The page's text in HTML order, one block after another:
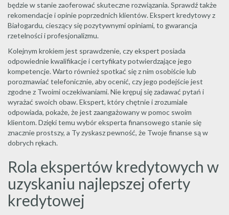
będzie w stanie zaoferować skuteczne rozwiązania. Sprawdź także
rekomendacje i opinie poprzednich klientów. Ekspert kredytowy z
Białogardu, cieszący się pozytywnymi opiniami, to gwarancja
rzetelności i profesjonalizmu.
Kolejnym krokiem jest sprawdzenie, czy ekspert posiada
odpowiednie kwalifikacje i certyfikaty potwierdzające jego
kompetencje. Warto również spotkać się z nim osobiście lub
porozmawiać telefonicznie, aby ocenić, czy jego podejście jest
zgodne z Twoimi oczekiwaniami. Nie krępuj się zadawać pytań i
wyrażać swoich obaw. Ekspert, który chętnie i zrozumiale
odpowiada, pokaże, że jest zaangażowany w pomoc swoim
klientom. Dzięki temu wybór eksperta finansowego stanie się
znacznie prostszy, a Ty zyskasz pewność, że Twoje finanse są w
dobrych rękach.
Rola ekspertów kredytowych w
uzyskaniu najlepszej oferty
kredytowej